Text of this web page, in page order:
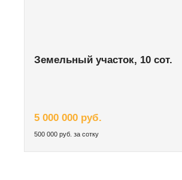
Земельный участок, 10 сот.
5 000 000 руб.
500 000 руб. за сотку